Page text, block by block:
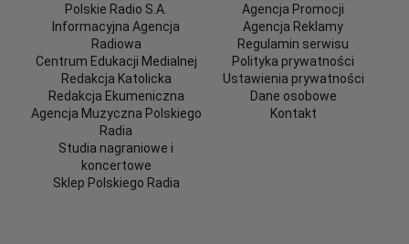
Polskie Radio S.A.
Informacyjna Agencja
Radiowa
Centrum Edukacji Medialnej
Redakcja Katolicka
Redakcja Ekumeniczna
Agencja Muzyczna Polskiego
Radia
Studia nagraniowe i
koncertowe
Sklep Polskiego Radia
Agencja Promocji
Agencja Reklamy
Regulamin serwisu
Polityka prywatności
Ustawienia prywatności
Dane osobowe
Kontakt